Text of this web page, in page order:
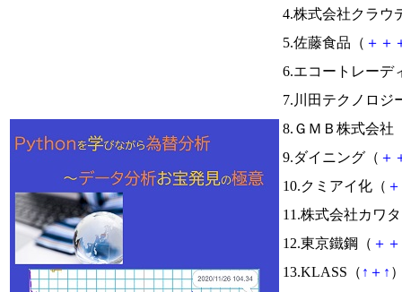
4.株式会社クラウ
5.佐藤食品（ ＋ ＋
6.エコートレーデ
7.川田テクノロジ
8.ＧＭＢ株式会社
9.ダイニング（ ＋
10.クミアイ化（ ＋
11.株式会社カワ
12.東京鐵鋼（ ＋ ＋
13.KLASS（ ↑ ＋ ↑